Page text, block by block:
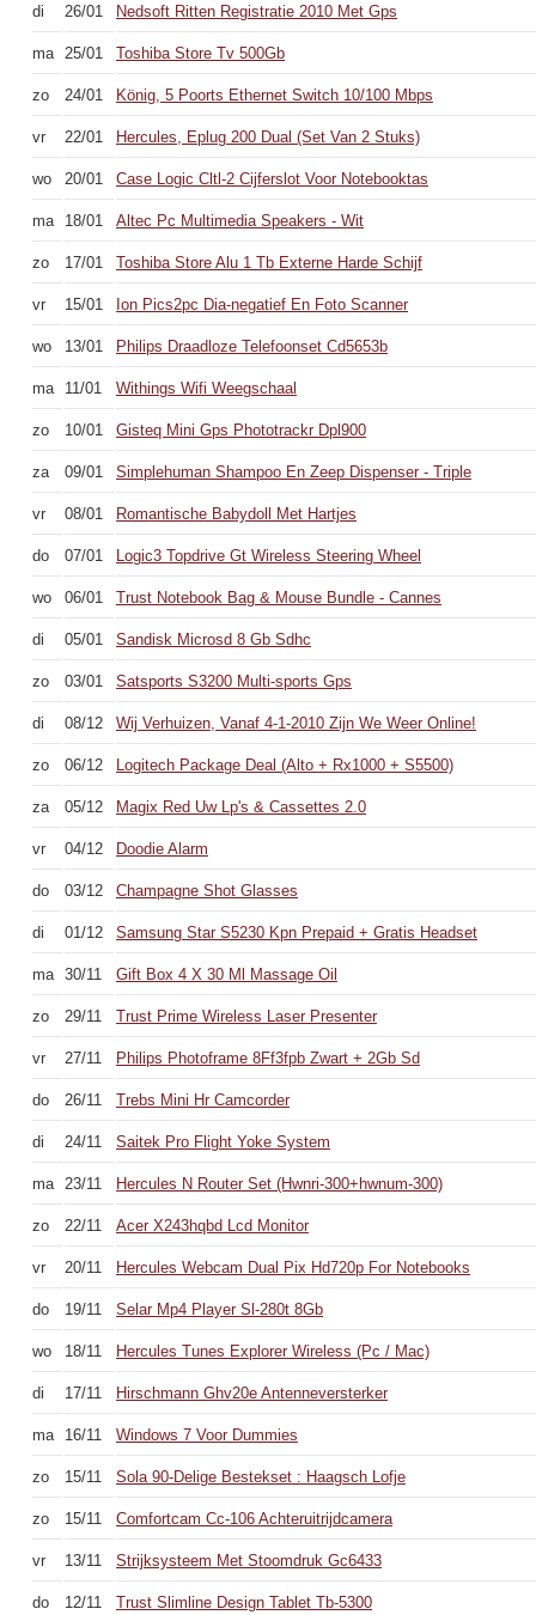
di 26/01 Nedsoft Ritten Registratie 2010 Met Gps
ma 25/01 Toshiba Store Tv 500Gb
zo 24/01 König, 5 Poorts Ethernet Switch 10/100 Mbps
vr 22/01 Hercules, Eplug 200 Dual (Set Van 2 Stuks)
wo 20/01 Case Logic Cltl-2 Cijferslot Voor Notebooktas
ma 18/01 Altec Pc Multimedia Speakers - Wit
zo 17/01 Toshiba Store Alu 1 Tb Externe Harde Schijf
vr 15/01 Ion Pics2pc Dia-negatief En Foto Scanner
wo 13/01 Philips Draadloze Telefoonset Cd5653b
ma 11/01 Withings Wifi Weegschaal
zo 10/01 Gisteq Mini Gps Phototrackr Dpl900
za 09/01 Simplehuman Shampoo En Zeep Dispenser - Triple
vr 08/01 Romantische Babydoll Met Hartjes
do 07/01 Logic3 Topdrive Gt Wireless Steering Wheel
wo 06/01 Trust Notebook Bag & Mouse Bundle - Cannes
di 05/01 Sandisk Microsd 8 Gb Sdhc
zo 03/01 Satsports S3200 Multi-sports Gps
di 08/12 Wij Verhuizen, Vanaf 4-1-2010 Zijn We Weer Online!
zo 06/12 Logitech Package Deal (Alto + Rx1000 + S5500)
za 05/12 Magix Red Uw Lp's & Cassettes 2.0
vr 04/12 Doodie Alarm
do 03/12 Champagne Shot Glasses
di 01/12 Samsung Star S5230 Kpn Prepaid + Gratis Headset
ma 30/11 Gift Box 4 X 30 Ml Massage Oil
zo 29/11 Trust Prime Wireless Laser Presenter
vr 27/11 Philips Photoframe 8Ff3fpb Zwart + 2Gb Sd
do 26/11 Trebs Mini Hr Camcorder
di 24/11 Saitek Pro Flight Yoke System
ma 23/11 Hercules N Router Set (Hwnri-300+hwnum-300)
zo 22/11 Acer X243hqbd Lcd Monitor
vr 20/11 Hercules Webcam Dual Pix Hd720p For Notebooks
do 19/11 Selar Mp4 Player Sl-280t 8Gb
wo 18/11 Hercules Tunes Explorer Wireless (Pc / Mac)
di 17/11 Hirschmann Ghv20e Antenneversterker
ma 16/11 Windows 7 Voor Dummies
zo 15/11 Sola 90-Delige Bestekset : Haagsch Lofje
zo 15/11 Comfortcam Cc-106 Achteruitrijdcamera
vr 13/11 Strijksysteem Met Stoomdruk Gc6433
do 12/11 Trust Slimline Design Tablet Tb-5300